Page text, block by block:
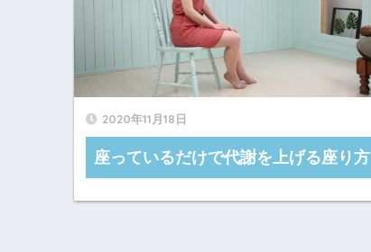
2020年11月18日
座っているだけで代謝を上げる座り方